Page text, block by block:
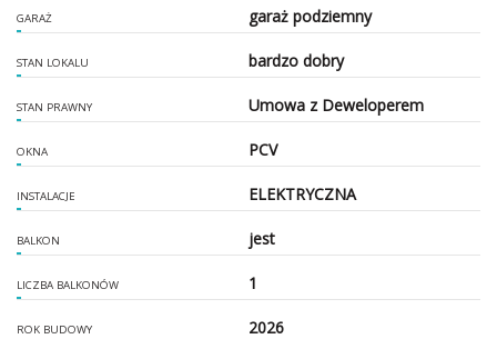
GARAŻ garaż podziemny
STAN LOKALU bardzo dobry
STAN PRAWNY Umowa z Deweloperem
OKNA PCV
INSTALACJE ELEKTRYCZNA
BALKON jest
LICZBA BALKONÓW 1
ROK BUDOWY 2026